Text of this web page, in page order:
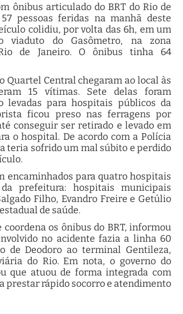
ônibus articulado do BRT do Rio de
pessoas feridas na manhã deste
colidiu, por volta das 6h, em um
viaduto do Gasômetro, na zona
de Janeiro. O ônibus tinha 64
Quartel Central chegaram ao local às
15 vítimas. Sete delas foram
levadas para hospitais públicos da
ficou preso nas ferragens por
conseguir ser retirado e levado em
o hospital. De acordo com a Polícia
teria sofrido um mal súbito e perdido
encaminhados para quatro hospitais
prefeitura: hospitais municipais
Filho, Evandro Freire e Getúlio
de saúde.
coordena os ônibus do BRT, informou
no acidente fazia a linha 60
de Deodoro ao terminal Gentileza,
do Rio. Em nota, o governo do
que atuou de forma integrada com
prestar rápido socorro e atendimento